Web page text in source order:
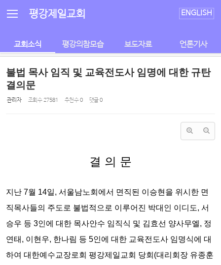
평강제일교회 ENGLISH
교회소식 평강의참모습 보도자료 언론기사
불법 목사 임직 및 교육전도사 임명에 대한 규탄
결의문
관리자 조회 수27581 추천 수0 댓글0
결 의 문
지난 7월 14일, 서울남노회에서 면직된 이승현을 위시한 면
직목사들의 주도로 불법적으로 이루어진 박대인 이디도, 서
승우 등 3인에 대한 목사안수 임직식 및 김효선 양사무엘, 정
연태, 이현우, 한나림 등 5인에 대한 교육전도사 임명식에 대
하여 대한예수교장로회 평강제일교회 당회(대리회장 유종훈